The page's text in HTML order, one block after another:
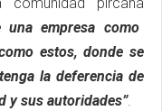
una empresa como
estos, donde se
la deferencia de
y sus autoridades”.